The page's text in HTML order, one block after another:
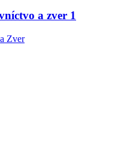
a zver 1
Zver